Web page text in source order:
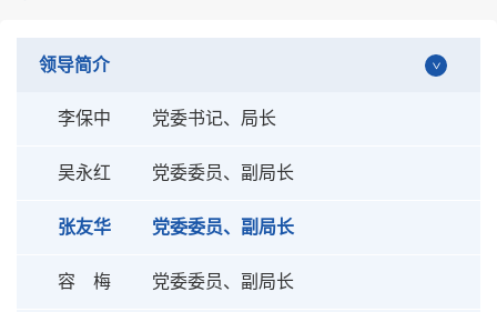
领导简介
李保中 党委书记、局长
吴永红 党委委员、副局长
张友华 党委委员、副局长
容 梅 党委委员、副局长